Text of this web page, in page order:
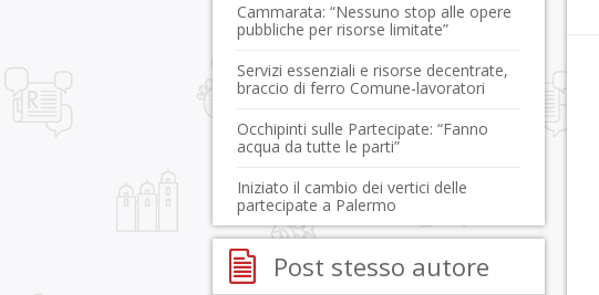
Cammarata: “Nessuno stop alle opere
pubbliche per risorse limitate”
Servizi essenziali e risorse decentrate,
braccio di ferro Comune-lavoratori
Occhipinti sulle Partecipate: “Fanno
acqua da tutte le parti”
Iniziato il cambio dei vertici delle
partecipate a Palermo
Post stesso autore